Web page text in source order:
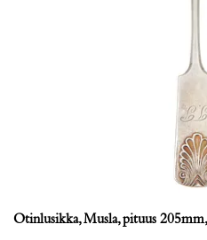
Otinlusikka, Musla, pituus